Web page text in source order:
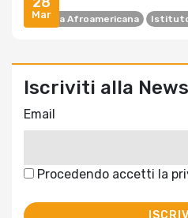
Mar
Cultura Afroamericana
Iscriviti alla
Email
Procedendo accetti la